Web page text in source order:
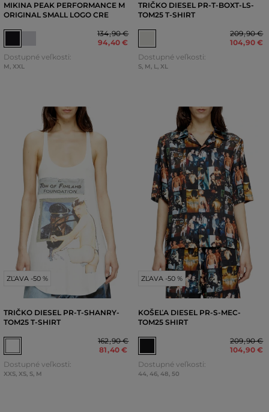
MIKINA PEAK PERFORMANCE M
ORIGINAL SMALL LOGO CRE
134,90 €
94,40 €
Dostupné veľkosti:
M, XXL
TRIČKO DIESEL PR-T-BOXT-LS-
TOM25 T-SHIRT
209,90 €
104,90 €
Dostupné veľkosti:
S, M, L, XL
ZĽAVA -50 %
TRIČKO DIESEL PR-T-SHANRY-
TOM25 T-SHIRT
162,90 €
81,40 €
Dostupné veľkosti:
XXS, XS, S, M
ZĽAVA -50 %
KOŠEĽA DIESEL PR-S-MEC-
TOM25 SHIRT
209,90 €
104,90 €
Dostupné veľkosti:
44, 46, 48, 50